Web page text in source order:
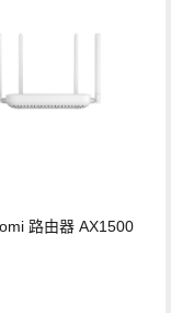
路由器 AX1500